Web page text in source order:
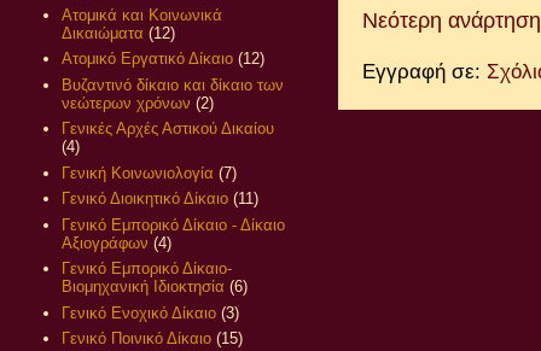
Νεότερη ανάρτηση
Εγγραφή σε:
Ατομικά και Κοινωνικά
Δικαιώματα (12)
Ατομικό Εργατικό Δίκαιο (12)
Βυζαντινό δίκαιο και δίκαιο των
νεώτερων χρόνων (2)
Γενικές Αρχές Αστικού Δικαίου
(4)
Γενική Κοινωνιολογία (7)
Γενικό Διοικητικό Δίκαιο (11)
Γενικό Εμπορικό Δίκαιο - Δίκαιο
Αξιογράφων (4)
Γενικό Εμπορικό Δίκαιο-
Βιομηχανική Ιδιοκτησία (6)
Γενικό Ενοχικό Δίκαιο (3)
Γενικό Ποινικό Δίκαιο (15)